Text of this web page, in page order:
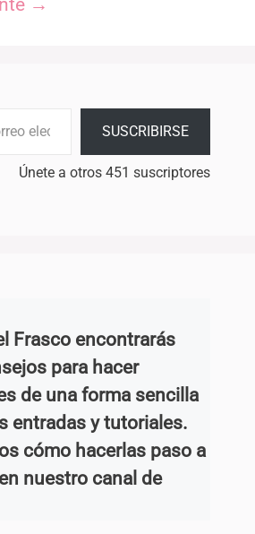
→
SUSCRIBIRSE
Únete a otros 451 suscriptores
Frasco encontrarás
para hacer
de una forma sencilla
entradas y tutoriales.
cómo hacerlas paso a
nuestro canal de